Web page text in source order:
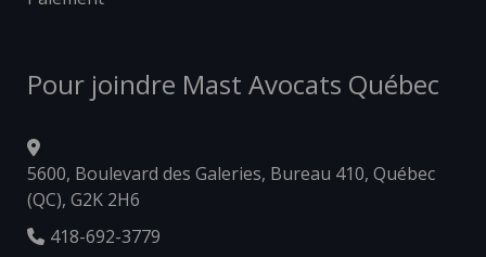
Pour joindre Mast Avocats Québec
5600, Boulevard des Galeries, Bureau 410, Québec
(QC), G2K 2H6
418-692-3779